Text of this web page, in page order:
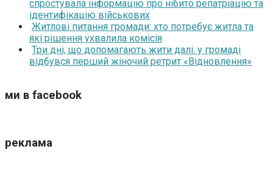
спростувала інформацію про нібито репатріацію та
ідентифікацію військових
Житлові питання громади: хто потребує житла та
які рішення ухвалила комісія
Три дні, що допомагають жити далі: у громаді
відбувся перший жіночий ретрит «Відновлення»
ми в facebook
реклама